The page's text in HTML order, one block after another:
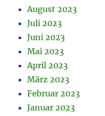
August 2023
Juli 2023
Juni 2023
Mai 2023
April 2023
März 2023
Februar 2023
Januar 2023